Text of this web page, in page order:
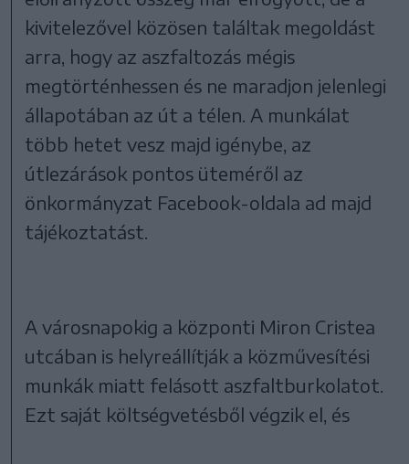
kivitelezővel közösen találtak megoldást
arra, hogy az aszfaltozás mégis
megtörténhessen és ne maradjon jelenlegi
állapotában az út a télen. A munkálat
több hetet vesz majd igénybe, az
útlezárások pontos üteméről az
önkormányzat Facebook-oldala ad majd
tájékoztatást.
A városnapokig a központi Miron Cristea
utcában is helyreállítják a közművesítési
munkák miatt felásott aszfaltburkolatot.
Ezt saját költségvetésből végzik el, és